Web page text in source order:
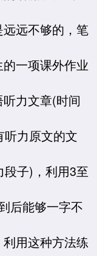
远不够的，笔
一项课外作业
力文章(时间
力原文的文
子)，利用3至
后能够一字不
用这种方法练